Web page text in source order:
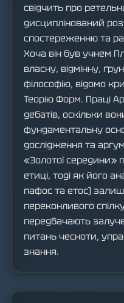
свідчить про
дисциплінований
спостереженню та
Хоча він був учнем
власну, відмінну,
філософію, відомо
Теорію Форм. Праці
дебатів, оскільки
фундаментальну
дослідження та
«Золотої середини»
етиці, тоді як його
пафос та етос)
переконливого
передбачають
питань чесноти,
знання.